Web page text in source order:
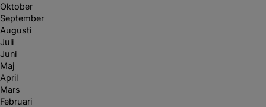
Oktober
September
Augusti
Juli
Juni
Maj
April
Mars
Februari